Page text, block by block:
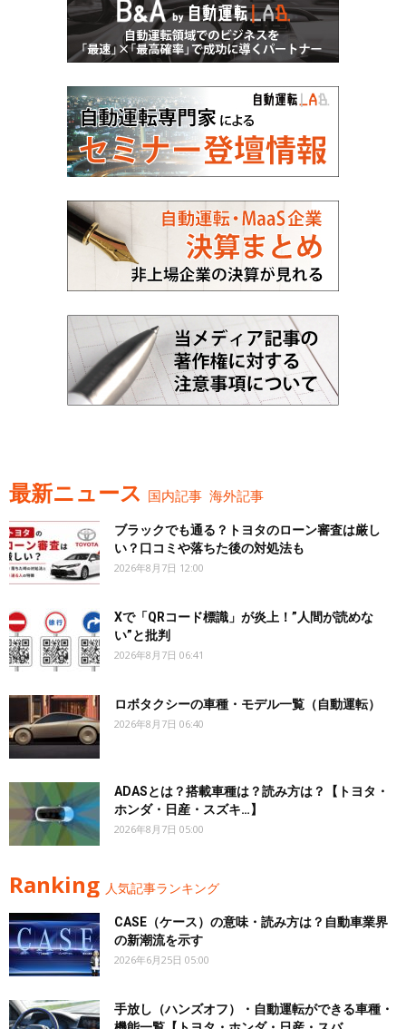
最新ニュース 国内記事 海外記事
ブラックでも通る？トヨタのローン審査は厳し
い？口コミや落ちた後の対処法も
2026年8月7日 12:00
Xで「QRコード標識」が炎上！”人間が読めな
い”と批判
2026年8月7日 06:41
ロボタクシーの車種・モデル一覧（自動運転）
2026年8月7日 06:40
ADASとは？搭載車種は？読み方は？【トヨタ・
ホンダ・日産・スズキ…】
2026年8月7日 05:00
Ranking 人気記事ランキング
CASE（ケース）の意味・読み方は？自動車業界
の新潮流を示す
2026年6月25日 05:00
手放し（ハンズオフ）・自動運転ができる車種・